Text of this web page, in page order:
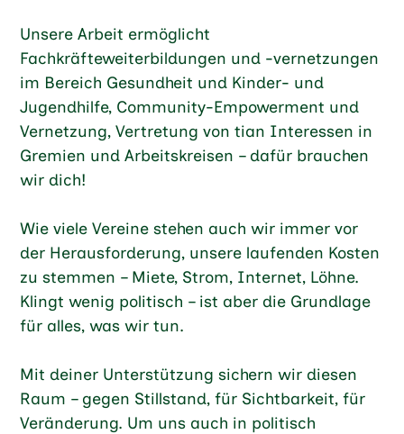
Unsere Arbeit ermöglicht
Fachkräfteweiterbildungen und -vernetzungen
im Bereich Gesundheit und Kinder- und
Jugendhilfe, Community-Empowerment und
Vernetzung, Vertretung von tian Interessen in
Gremien und Arbeitskreisen – dafür brauchen
wir dich!
Wie viele Vereine stehen auch wir immer vor
der Herausforderung, unsere laufenden Kosten
zu stemmen – Miete, Strom, Internet, Löhne.
Klingt wenig politisch – ist aber die Grundlage
für alles, was wir tun.
Mit deiner Unterstützung sichern wir diesen
Raum – gegen Stillstand, für Sichtbarkeit, für
Veränderung. Um uns auch in politisch